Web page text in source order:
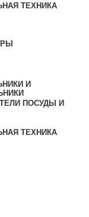
ТЕХНИКА
И
ПОСУДЫ И
ТЕХНИКА